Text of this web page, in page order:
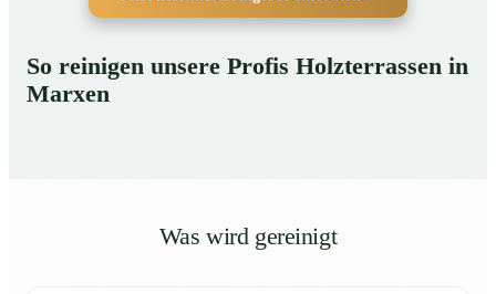
So reinigen unsere Profis Holzterrassen in
Marxen
Was wird gereinigt